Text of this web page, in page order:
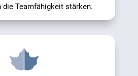
die Teamfähigkeit stärken.